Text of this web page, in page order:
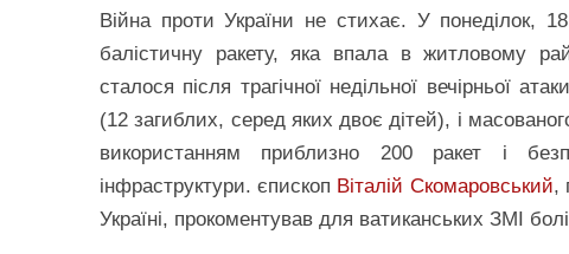
Війна проти України не стихає. У понеділок,
балістичну ракету, яка впала в житловому
сталося після трагічної недільної вечірньої
(12 загиблих, серед яких двоє дітей), і
використанням приблизно 200 ракет і
інфраструктури. єпископ Віталій Скомаровський,
Україні, прокоментував для ватиканських ЗМІ